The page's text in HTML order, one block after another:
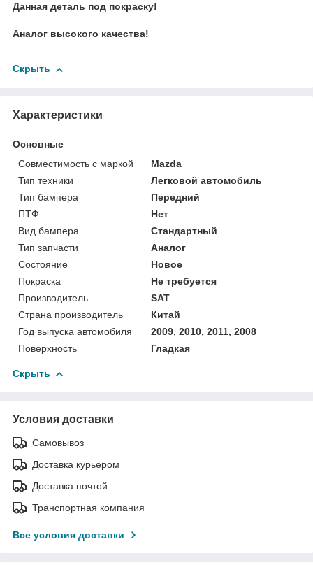
Данная деталь под покраску!
Аналог высокого качества!
Скрыть
Характеристики
Основные
Совместимость с маркой
Mazda
Тип техники
Легковой автомобиль
Тип бампера
Передний
ПТФ
Нет
Вид бампера
Стандартный
Тип запчасти
Аналог
Состояние
Новое
Покраска
Не требуется
Производитель
SAT
Страна производитель
Китай
Год выпуска автомобиля
2009, 2010, 2011, 2008
Поверхность
Гладкая
Скрыть
Условия доставки
Самовывоз
Доставка курьером
Доставка почтой
Транспортная компания
Все условия доставки